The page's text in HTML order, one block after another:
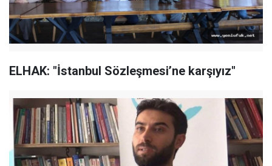
ELHAK: "İstanbul Sözleşmesi’ne karşıyız"